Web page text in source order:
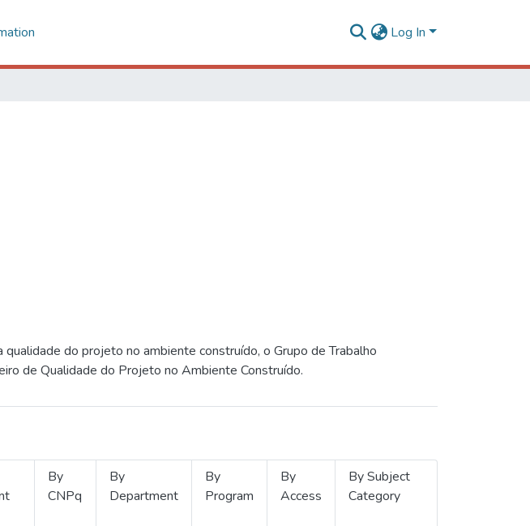
Log In
do projeto no ambiente construído, o Grupo de Trabalho
de Qualidade do Projeto no Ambiente Construído.
By
CNPq
By
Department
By
Program
By
Access
By Subject
Category